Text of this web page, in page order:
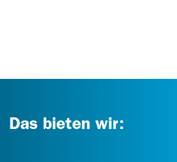
Das bieten wir: